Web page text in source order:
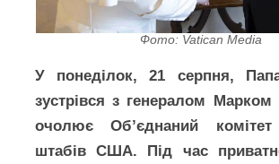
Фото: Vatican Media
У понеділок, 21 серпня,
зустрівся з генералом Марком
очолює Об’єднаний комітет
штабів США. Під час